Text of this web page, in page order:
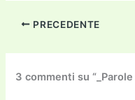
c
e
b
o
itt
er
ai
l
PRECEDENTE
3 commenti su